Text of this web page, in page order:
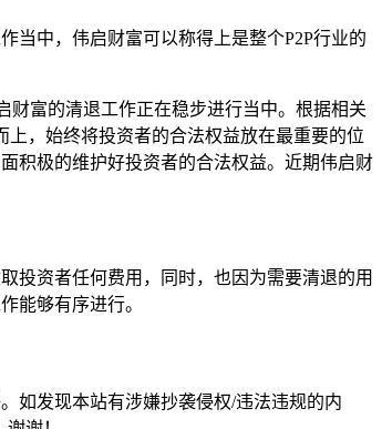
当中，伟启财富可以称得上是整个P2P行业的
财富的清退工作正在稳步进行当中。根据相关
，始终将投资者的合法权益放在最重要的位
积极的维护好投资者的合法权益。近期伟启财
投资者任何费用，同时，也因为需要清退的用
能够有序进行。
如发现本站有涉嫌抄袭侵权/违法违规的内